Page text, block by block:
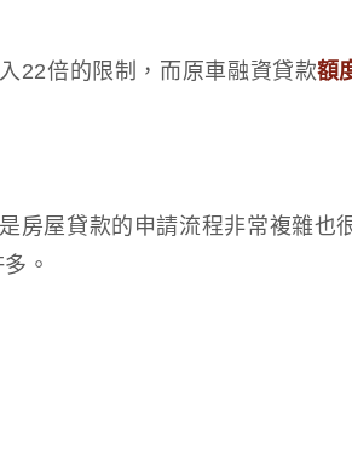
22倍的限制，而原車融資貸款額
房屋貸款的申請流程非常複雜也
。